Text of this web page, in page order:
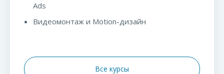
Ads
Видеомонтаж и Motion-дизайн
Все курсы